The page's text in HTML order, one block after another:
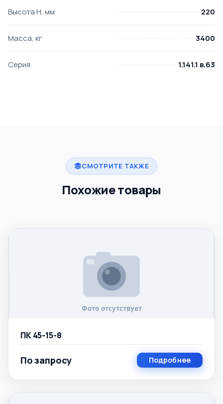
Высота H, мм 220
Масса, кг 3400
Серия 1.141.1 в.63
СМОТРИТЕ ТАКЖЕ
Похожие товары
ПК 45-15-8
По запросу Подробнее